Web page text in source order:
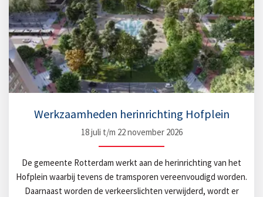
Werkzaamheden herinrichting Hofplein
18 juli t/m 22 november 2026
De gemeente Rotterdam werkt aan de herinrichting van het
Hofplein waarbij tevens de tramsporen vereenvoudigd worden.
Daarnaast worden de verkeerslichten verwijderd, wordt er